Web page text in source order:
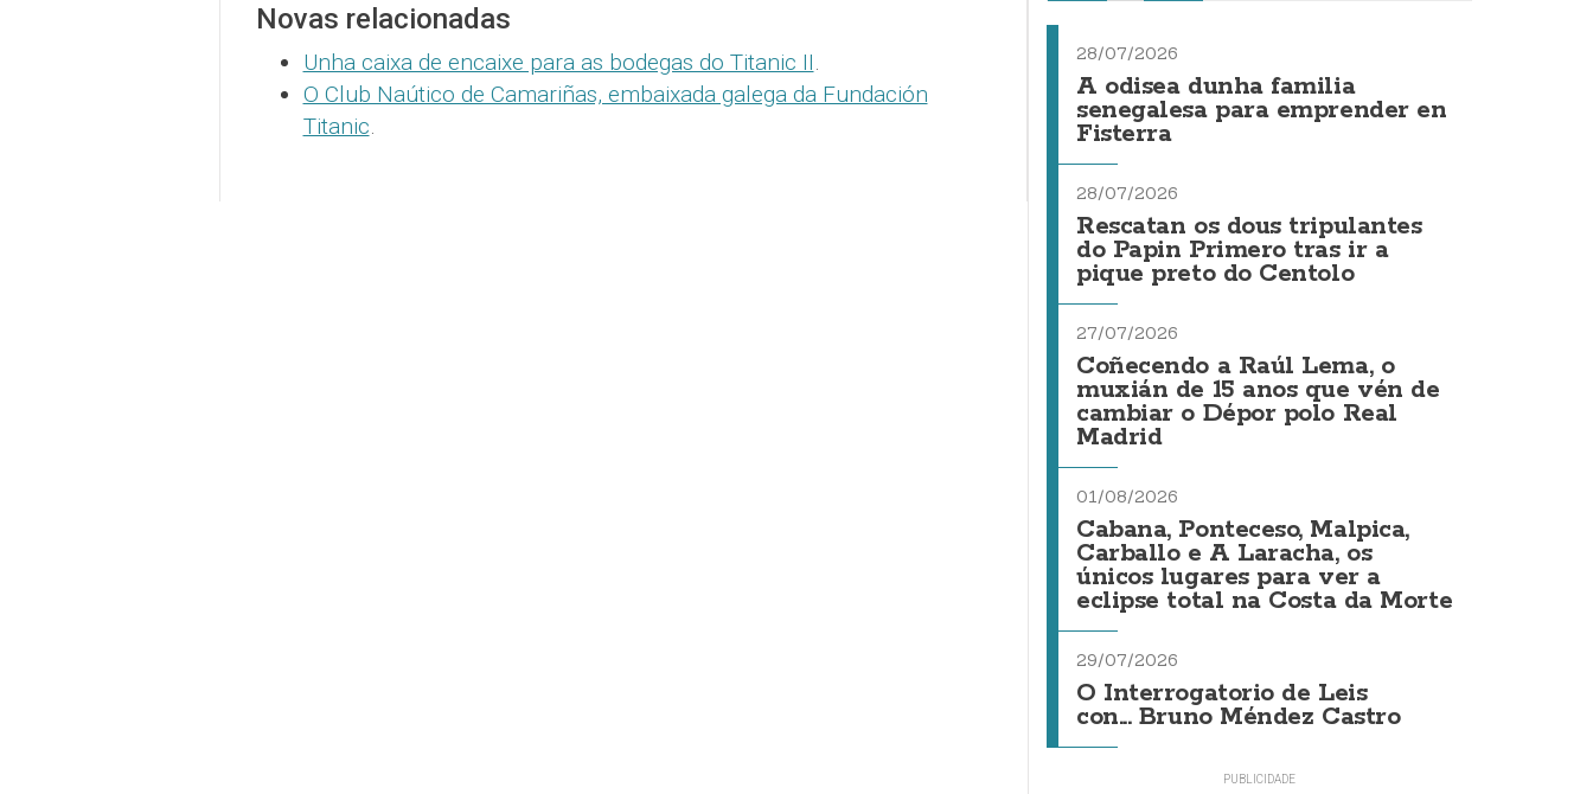
Novas relacionadas
Unha caixa de encaixe para as bodegas do Titanic II.
O Club Naútico de Camariñas, embaixada galega da Fundación
Titanic.
28/07/2026
A odisea dunha familia
senegalesa para emprender en
Fisterra
28/07/2026
Rescatan os dous tripulantes
do Papin Primero tras ir a
pique preto do Centolo
27/07/2026
Coñecendo a Raúl Lema, o
muxián de 15 anos que vén de
cambiar o Dépor polo Real
Madrid
01/08/2026
Cabana, Ponteceso, Malpica,
Carballo e A Laracha, os
únicos lugares para ver a
eclipse total na Costa da Morte
29/07/2026
O Interrogatorio de Leis
con... Bruno Méndez Castro